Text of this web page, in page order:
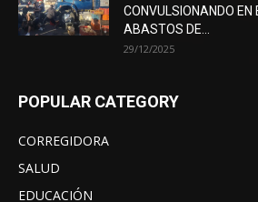
CONVULSIONANDO EN
ABASTOS DE...
29/12/2025
POPULAR CATEGORY
CORREGIDORA
SALUD
EDUCACIÓN